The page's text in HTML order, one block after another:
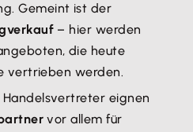
Gemeint ist der
– hier werden
die heute
vertrieben werden.
Handelsvertreter eignen
vor allem für